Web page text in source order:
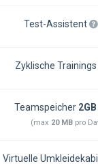
Test-Assistent
Zyklische Trainings
Teamspeicher 2GB
(max 20 MBpro
Virtuelle